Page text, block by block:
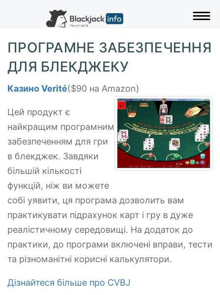
ПРОГРАМНЕ ЗАБЕЗПЕЧЕННЯ
ДЛЯ БЛЕКДЖЕКУ
Казино Verité($90 на Amazon)
Цей продукт є
найкращим програмним
забезпеченням для гри
в блекджек. Завдяки
більшій кількості
функцій, ніж ви можете
собі уявити, ця програма дозволить вам
практикувати підрахунок карт і гру в дуже
реалістичному середовищі. На додаток до
практики, до програми включені вправи, тести
та різноманітні корисні калькулятори.
Дізнайтеся більше про CVBJ